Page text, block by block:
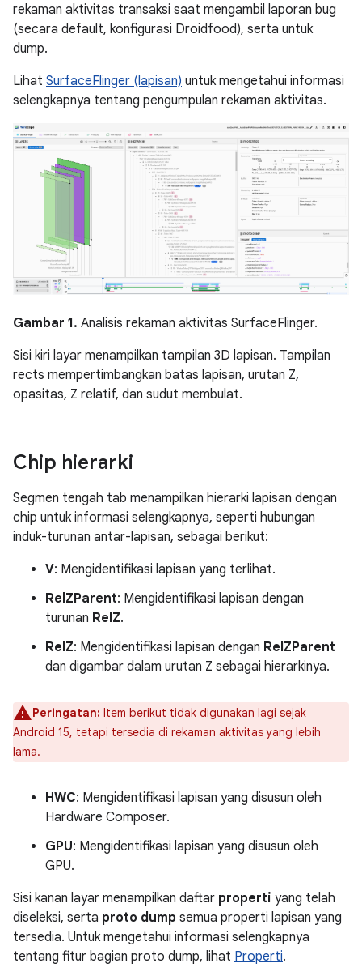
rekaman aktivitas transaksi saat mengambil laporan bug
(secara default, konfigurasi Droidfood), serta untuk
dump.
Lihat SurfaceFlinger (lapisan) untuk mengetahui informasi
selengkapnya tentang pengumpulan rekaman aktivitas.
Gambar 1. Analisis rekaman aktivitas SurfaceFlinger.
Sisi kiri layar menampilkan tampilan 3D lapisan. Tampilan
rects mempertimbangkan batas lapisan, urutan Z,
opasitas, Z relatif, dan sudut membulat.
Chip hierarki
Segmen tengah tab menampilkan hierarki lapisan dengan
chip untuk informasi selengkapnya, seperti hubungan
induk-turunan antar-lapisan, sebagai berikut:
V: Mengidentifikasi lapisan yang terlihat.
RelZParent: Mengidentifikasi lapisan dengan
turunan RelZ.
RelZ: Mengidentifikasi lapisan dengan RelZParent
dan digambar dalam urutan Z sebagai hierarkinya.
Peringatan: Item berikut tidak digunakan lagi sejak
Android 15, tetapi tersedia di rekaman aktivitas yang lebih
lama.
HWC: Mengidentifikasi lapisan yang disusun oleh
Hardware Composer.
GPU: Mengidentifikasi lapisan yang disusun oleh
GPU.
Sisi kanan layar menampilkan daftar properti yang telah
diseleksi, serta proto dump semua properti lapisan yang
tersedia. Untuk mengetahui informasi selengkapnya
tentang fitur bagian proto dump, lihat Properti.